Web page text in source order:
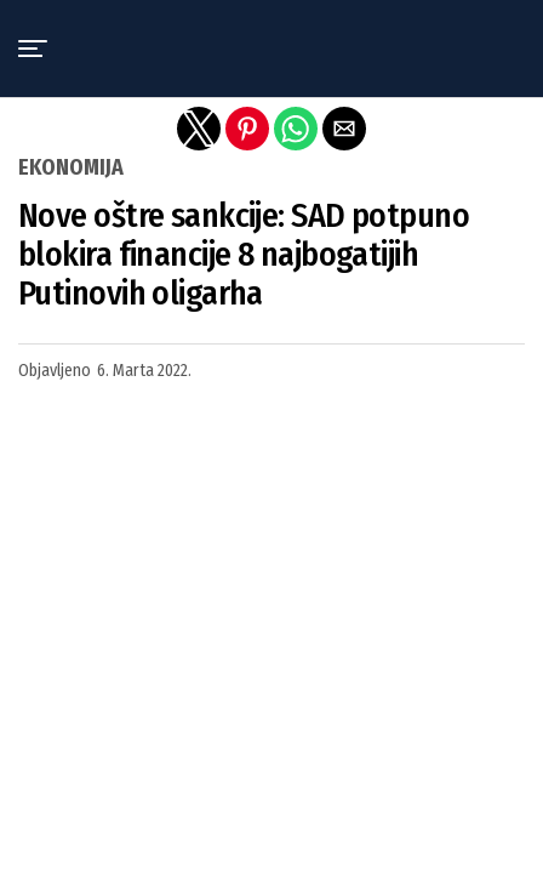
EKONOMIJA
Nove oštre sankcije: SAD potpuno
blokira financije 8 najbogatijih
Putinovih oligarha
Objavljeno 6. Marta 2022.